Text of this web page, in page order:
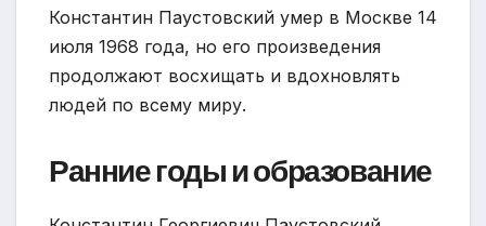
Константин Паустовский умер в Москве 14
июля 1968 года, но его произведения
продолжают восхищать и вдохновлять
людей по всему миру.
Ранние годы и образование